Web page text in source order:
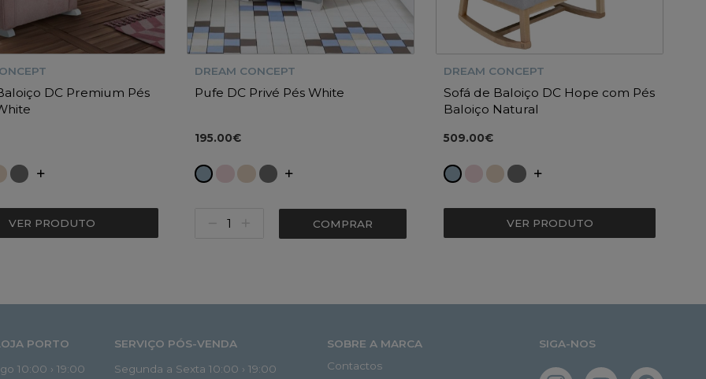
DC Premium Pés
VER PRODUTO
DREAM CONCEPT
Pufe DC Privé Pés White
195.00€
COMPRAR
DREAM CONCEPT
Sofá de Baloiço DC Hope com Pés
Baloiço Natural
509.00€
VER PRODUTO
PORTO
10:00 › 19:00
SERVIÇO PÓS-VENDA
Segunda a Sexta 10:00 › 19:00
SOBRE A MARCA
Contactos
SIGA-NOS